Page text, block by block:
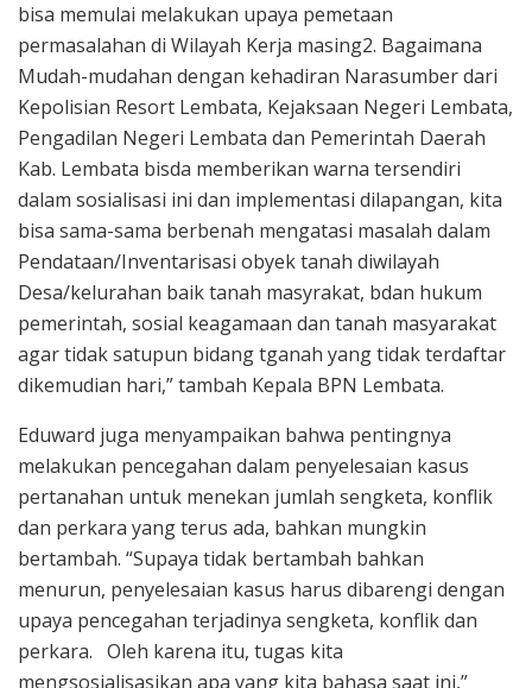
bisa memulai melakukan upaya pemetaan
permasalahan di Wilayah Kerja masing2. Bagaimana
Mudah-mudahan dengan kehadiran Narasumber dari
Kepolisian Resort Lembata, Kejaksaan Negeri Lembata,
Pengadilan Negeri Lembata dan Pemerintah Daerah
Kab. Lembata bisda memberikan warna tersendiri
dalam sosialisasi ini dan implementasi dilapangan, kita
bisa sama-sama berbenah mengatasi masalah dalam
Pendataan/Inventarisasi obyek tanah diwilayah
Desa/kelurahan baik tanah masyrakat, bdan hukum
pemerintah, sosial keagamaan dan tanah masyarakat
agar tidak satupun bidang tganah yang tidak terdaftar
dikemudian hari,” tambah Kepala BPN Lembata.
Eduward juga menyampaikan bahwa pentingnya
melakukan pencegahan dalam penyelesaian kasus
pertanahan untuk menekan jumlah sengketa, konflik
dan perkara yang terus ada, bahkan mungkin
bertambah. “Supaya tidak bertambah bahkan
menurun, penyelesaian kasus harus dibarengi dengan
upaya pencegahan terjadinya sengketa, konflik dan
perkara. Oleh karena itu, tugas kita
mengsosialisasikan apa yang kita bahasa saat ini,”